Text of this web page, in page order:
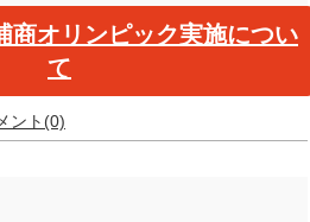
オリンピック実施につい
て
ント(0)